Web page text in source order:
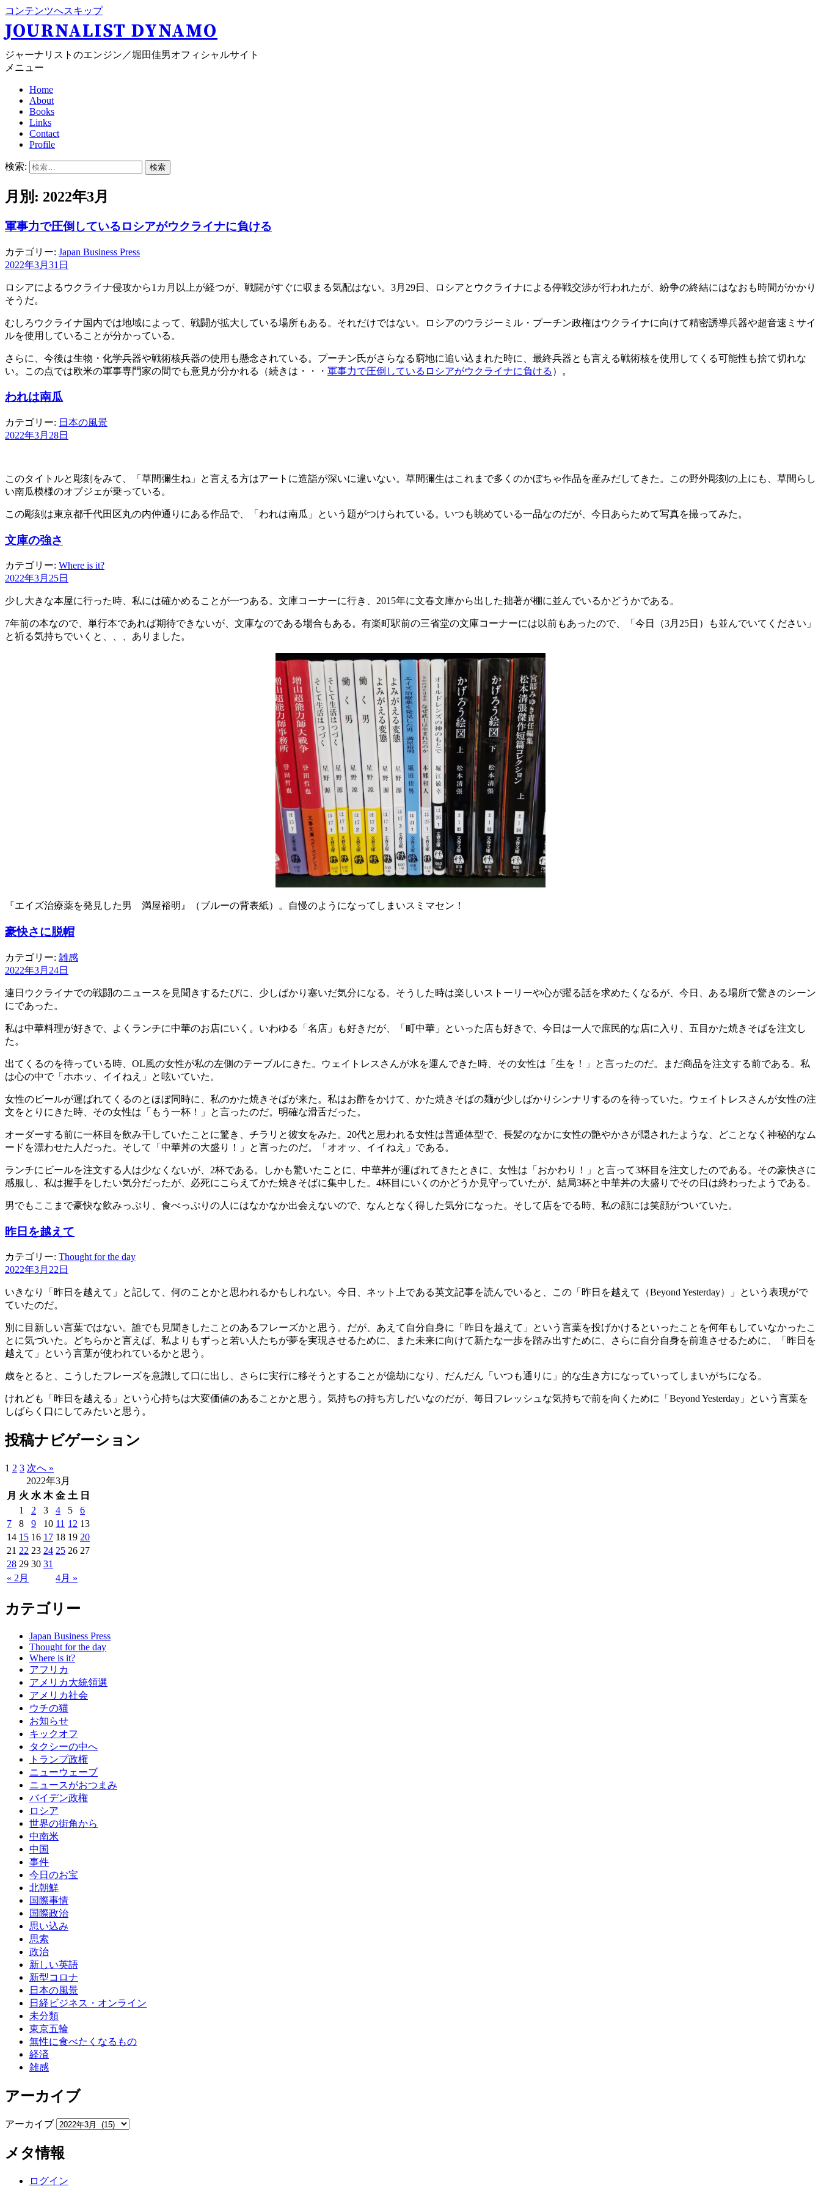
コンテンツへスキップ
JOURNALIST DYNAMO
ジャーナリストのエンジン／堀田佳男オフィシャルサイト
メニュー
Home
About
Books
Links
Contact
Profile
検索:
月別: 2022年3月
軍事力で圧倒しているロシアがウクライナに負ける
カテゴリー: Japan Business Press
2022年3月31日
ロシアによるウクライナ侵攻から1カ月以上が経つが、戦闘がすぐに収まる気配はない。3月29日、ロシアとウクライナによる停戦交渉が行われたが、紛争の終結にはなおも時間がかかり
そうだ。
むしろウクライナ国内では地域によって、戦闘が拡大している場所もある。それだけではない。ロシアのウラジーミル・プーチン政権はウクライナに向けて精密誘導兵器や超音速ミサイ
ルを使用していることが分かっている。
さらに、今後は生物・化学兵器や戦術核兵器の使用も懸念されている。プーチン氏がさらなる窮地に追い込まれた時に、最終兵器とも言える戦術核を使用してくる可能性も捨て切れな
い。この点では欧米の軍事専門家の間でも意見が分かれる（続きは・・・ 軍事力で圧倒しているロシアがウクライナに負ける ）。
われは南瓜
カテゴリー: 日本の風景
2022年3月28日
このタイトルと彫刻をみて、「草間彌生ね」と言える方はアートに造詣が深いに違いない。草間彌生はこれまで多くのかぼちゃ作品を産みだしてきた。この野外彫刻の上にも、草間らし
い南瓜模様のオブジェが乗っている。
この彫刻は東京都千代田区丸の内仲通りにある作品で、「われは南瓜」という題がつけられている。いつも眺めている一品なのだが、今日あらためて写真を撮ってみた。
文庫の強さ
カテゴリー: Where is it?
2022年3月25日
少し大きな本屋に行った時、私には確かめることが一つある。文庫コーナーに行き、2015年に文春文庫から出した拙著が棚に並んでいるかどうかである。
7年前の本なので、単行本であれば期待できないが、文庫なのである場合もある。有楽町駅前の三省堂の文庫コーナーには以前もあったので、「今日（3月25日）も並んでいてください」
と祈る気持ちでいくと、、、ありました。
『エイズ治療薬を発見した男 満屋裕明』（ブルーの背表紙）。自慢のようになってしまいスミマセン！
豪快さに脱帽
カテゴリー: 雑感
2022年3月24日
連日ウクライナでの戦闘のニュースを見聞きするたびに、少しばかり塞いだ気分になる。そうした時は楽しいストーリーや心が躍る話を求めたくなるが、今日、ある場所で驚きのシーン
にであった。
私は中華料理が好きで、よくランチに中華のお店にいく。いわゆる「名店」も好きだが、「町中華」といった店も好きで、今日は一人で庶民的な店に入り、五目かた焼きそばを注文し
た。
出てくるのを待っている時、OL風の女性が私の左側のテーブルにきた。ウェイトレスさんが水を運んできた時、その女性は「生を！」と言ったのだ。まだ商品を注文する前である。私
は心の中で「ホホッ、イイねえ」と呟いていた。
女性のビールが運ばれてくるのとほぼ同時に、私のかた焼きそばが来た。私はお酢をかけて、かた焼きそばの麺が少しばかりシンナリするのを待っていた。ウェイトレスさんが女性の注
文をとりにきた時、その女性は「もう一杯！」と言ったのだ。明確な滑舌だった。
オーダーする前に一杯目を飲み干していたことに驚き、チラリと彼女をみた。20代と思われる女性は普通体型で、長髪のなかに女性の艶やかさが隠されたような、どことなく神秘的なム
ードを漂わせた人だった。そして「中華丼の大盛り！」と言ったのだ。「オオッ、イイねえ」である。
ランチにビールを注文する人は少なくないが、2杯である。しかも驚いたことに、中華丼が運ばれてきたときに、女性は「おかわり！」と言って3杯目を注文したのである。その豪快さに
感服し、私は握手をしたい気分だったが、必死にこらえてかた焼きそばに集中した。4杯目にいくのかどうか見守っていたが、結局3杯と中華丼の大盛りでその日は終わったようである。
男でもここまで豪快な飲みっぷり、食べっぷりの人にはなかなか出会えないので、なんとなく得した気分になった。そして店をでる時、私の顔には笑顔がついていた。
昨日を越えて
カテゴリー: Thought for the day
2022年3月22日
いきなり「昨日を越えて」と記して、何のことかと思われるかもしれない。今日、ネット上である英文記事を読んでいると、この「昨日を越えて（Beyond Yesterday）」という表現がで
ていたのだ。
別に目新しい言葉ではない。誰でも見聞きしたことのあるフレーズかと思う。だが、あえて自分自身に「昨日を越えて」という言葉を投げかけるといったことを何年もしていなかったこ
とに気づいた。どちらかと言えば、私よりもずっと若い人たちが夢を実現させるために、また未来に向けて新たな一歩を踏み出すために、さらに自分自身を前進させるために、「昨日を
越えて」という言葉が使われているかと思う。
歳をとると、こうしたフレーズを意識して口に出し、さらに実行に移そうとすることが億劫になり、だんだん「いつも通りに」的な生き方になっていってしまいがちになる。
けれども「昨日を越える」という心持ちは大変価値のあることかと思う。気持ちの持ち方しだいなのだが、毎日フレッシュな気持ちで前を向くために「Beyond Yesterday」という言葉を
しばらく口にしてみたいと思う。
投稿ナビゲーション
1 2 3 次へ »
2022年3月
月 火 水 木 金 土 日
« 2月 4月 »
1 2 3 4 5
6
7
8 9 10 11 12 13
14 15 16 17 18 19 20
21 22 23 24 25 26 27
28 29 30 31
カテゴリー
Japan Business Press
Thought for the day
Where is it?
アフリカ
アメリカ大統領選
アメリカ社会
ウチの猫
お知らせ
キックオフ
タクシーの中へ
トランプ政権
ニューウェーブ
ニュースがおつまみ
バイデン政権
ロシア
世界の街角から
中南米
中国
事件
今日のお宝
北朝鮮
国際事情
国際政治
思い込み
思索
政治
新しい英語
新型コロナ
日本の風景
日経ビジネス・オンライン
未分類
東京五輪
無性に食べたくなるもの
経済
雑感
アーカイブ
アーカイブ
メタ情報
ログイン